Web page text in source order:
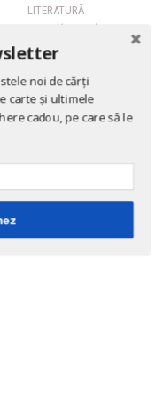
LITERATURĂ
deHermann Hesse
noi de cărți
carte și ultimele
cadou, pe care să le